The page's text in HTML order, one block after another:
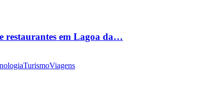
restaurantes em Lagoa da…
TurismoViagens